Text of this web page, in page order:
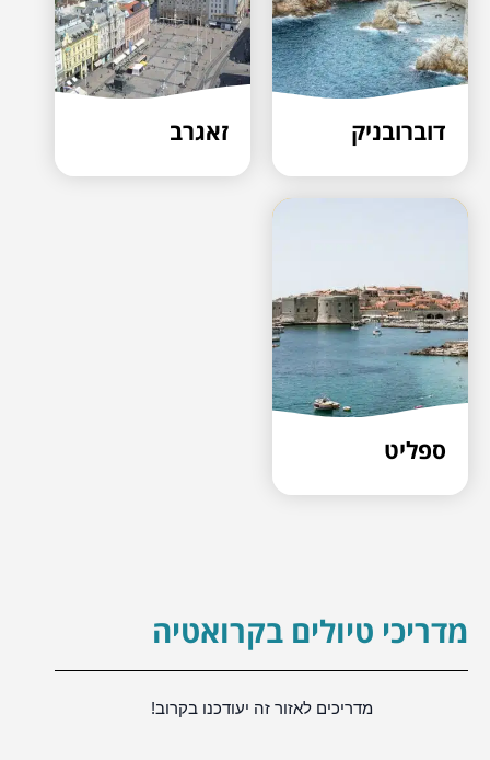
דוברובניק זאגרב
ספליט
מדריכי טיולים בקרואטיה
מדריכים לאזור זה יעודכנו בקרוב!